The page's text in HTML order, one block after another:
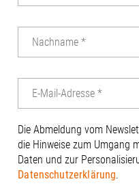
Die Abmeldung vom
die Hinweise zum Umgang
Daten und zur
Datenschutzerklärung.